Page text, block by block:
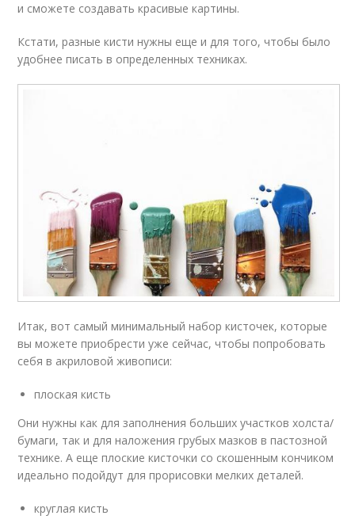
и сможете создавать красивые картины.
Кстати, разные кисти нужны еще и для того, чтобы было
удобнее писать в определенных техниках.
Итак, вот самый минимальный набор кисточек, которые
вы можете приобрести уже сейчас, чтобы попробовать
себя в акриловой живописи:
плоская кисть
Они нужны как для заполнения больших участков холста/
бумаги, так и для наложения грубых мазков в пастозной
технике. А еще плоские кисточки со скошенным кончиком
идеально подойдут для прорисовки мелких деталей.
круглая кисть